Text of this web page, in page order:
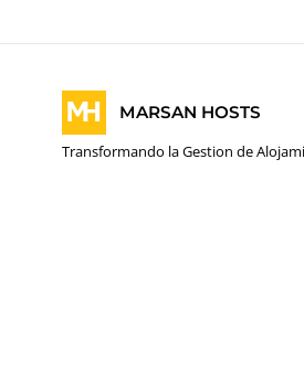
MARSAN HOSTS
Transformando la Gestion de